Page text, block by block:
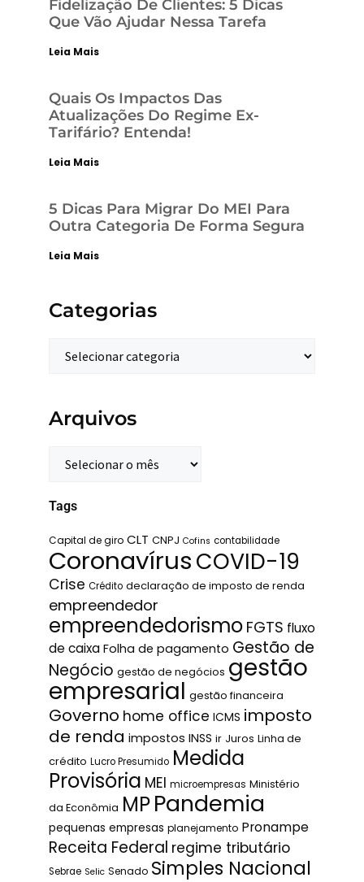
Fidelização De Clientes: 5 Dicas
Que Vão Ajudar Nessa Tarefa
Leia Mais
Quais Os Impactos Das
Atualizações Do Regime Ex-
Tarifário? Entenda!
Leia Mais
5 Dicas Para Migrar Do MEI Para
Outra Categoria De Forma Segura
Leia Mais
Categorias
Arquivos
Tags
Capital de giro CLT CNPJ Cofins contabilidade
CoronavírusCOVID-19
Crise Crédito declaração de imposto de renda
empreendedor
empreendedorismo FGTS fluxo
de caixa Folha de pagamento Gestão de
Negócio gestão de negócios gestão
empresarial gestão financeira
Governo home office ICMS imposto
de renda impostos INSS ir Juros Linha de
crédito Lucro Presumido Medida
Provisória MEI microempresas Ministério
da Econômia MPPandemia
pequenas empresas planejamento Pronampe
Receita Federal regime tributário
Sebrae Selic Senado Simples Nacional